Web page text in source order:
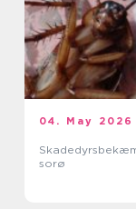
04. May 2026
sorø